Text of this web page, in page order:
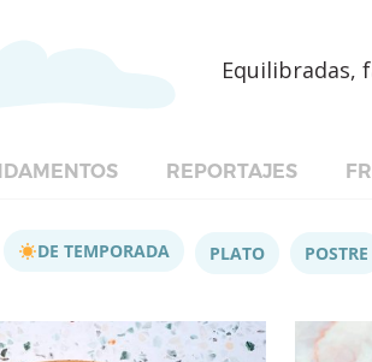
Equilibradas,
REPORTAJES
DE TEMPORADA PLATO POSTRE